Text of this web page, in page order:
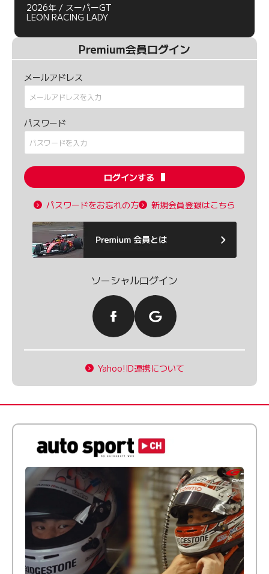
2026年 / スーパーGT
LEON RACING LADY
Premium会員ログイン
メールアドレス
パスワード
ログインする
パスワードをお忘れの方 新規会員登録はこちら
ソーシャルログイン
Yahoo!ID連携について